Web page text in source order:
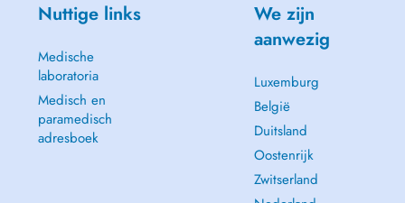
Nuttige links
Medische
laboratoria
Medisch en
paramedisch
adresboek
We zijn
aanwezig
Luxemburg
België
Duitsland
Oostenrijk
Zwitserland